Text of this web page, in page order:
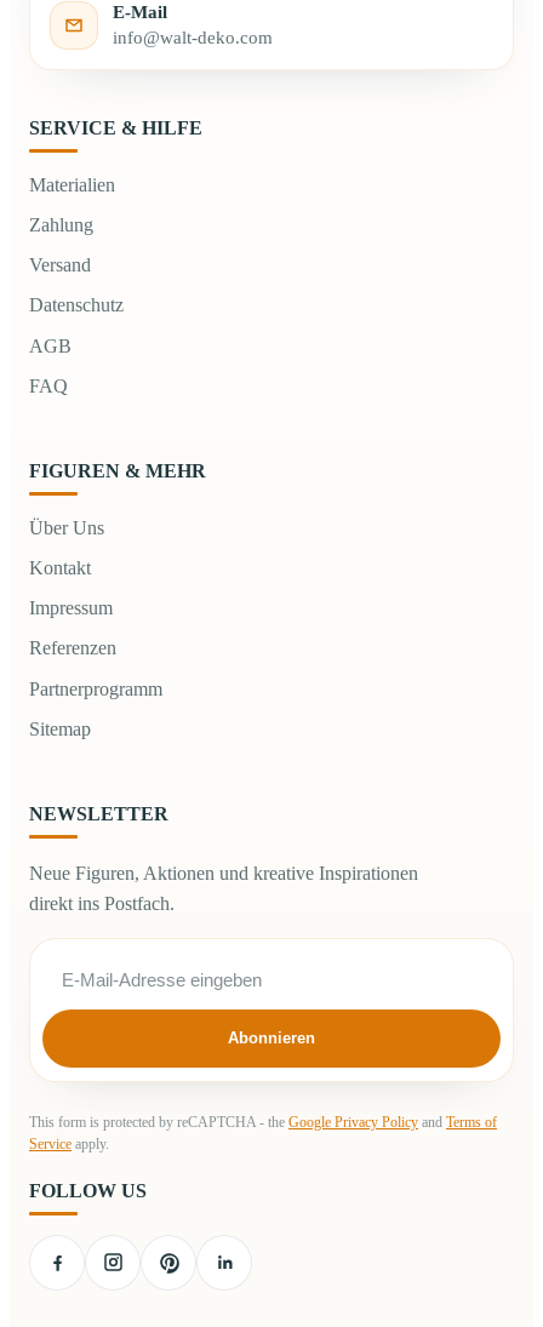
E-Mail
info@walt-deko.com
SERVICE & HILFE
Materialien
Zahlung
Versand
Datenschutz
AGB
FAQ
FIGUREN & MEHR
Über Uns
Kontakt
Impressum
Referenzen
Partnerprogramm
Sitemap
NEWSLETTER
Neue Figuren, Aktionen und kreative Inspirationen
direkt ins Postfach.
Abonnieren
This form is protected by reCAPTCHA - the Google Privacy Policy and Terms of
Service apply.
FOLLOW US